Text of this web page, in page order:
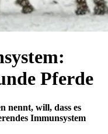
Pferde
nennt, will, dass es
Immunsystem